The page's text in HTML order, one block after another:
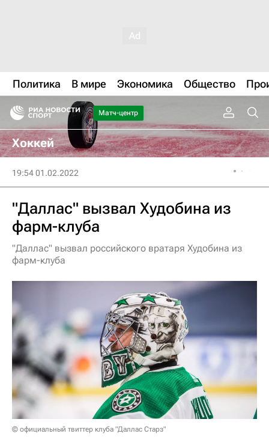
Политика В мире Экономика Общество
Матч-центр
Хоккей
19:54 01.02.2022
"Даллас" вызвал Худобина из
фарм-клуба
"Даллас" вызвал российского вратаря Худобина из
фарм-клуба
© официальный твиттер клуба "Даллас Старз"